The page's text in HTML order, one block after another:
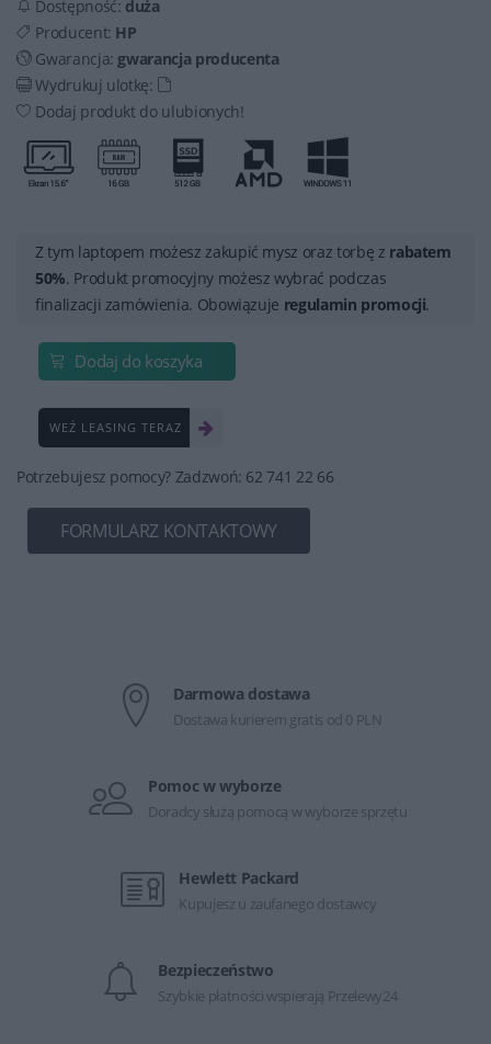
Dostępność: duża
Producent: HP
Gwarancja: gwarancja producenta
Wydrukuj ulotkę:
Dodaj produkt do ulubionych!
Z tym laptopem możesz zakupić mysz oraz torbę z rabatem
50%. Produkt promocyjny możesz wybrać podczas
finalizacji zamówienia. Obowiązuje regulamin promocji.
Dodaj do koszyka
WEŹ LEASING TERAZ
Potrzebujesz pomocy? Zadzwoń: 62 741 22 66
FORMULARZ KONTAKTOWY
Darmowa dostawa
Dostawa kurierem gratis od 0 PLN
Pomoc w wyborze
Doradcy służą pomocą w wyborze sprzętu
Hewlett Packard
Kupujesz u zaufanego dostawcy
Bezpieczeństwo
Szybkie płatności wspierają Przelewy24